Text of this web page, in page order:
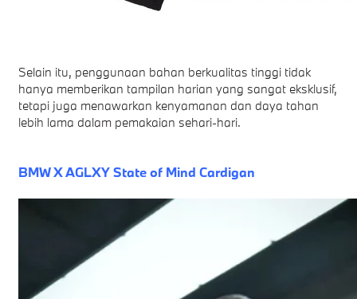
Selain itu, penggunaan bahan berkualitas tinggi tidak
hanya memberikan tampilan harian yang sangat eksklusif,
tetapi juga menawarkan kenyamanan dan daya tahan
lebih lama dalam pemakaian sehari-hari.
BMW X AGLXY State of Mind Cardigan